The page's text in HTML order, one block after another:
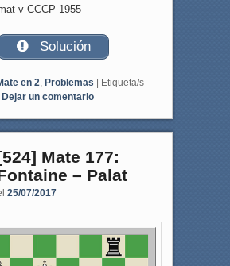
v CCCP 1955
Solución
en 2, Problemas
Etiqueta/s
Dejar un comentario
Mate 177:
– Palat
25/07/2017